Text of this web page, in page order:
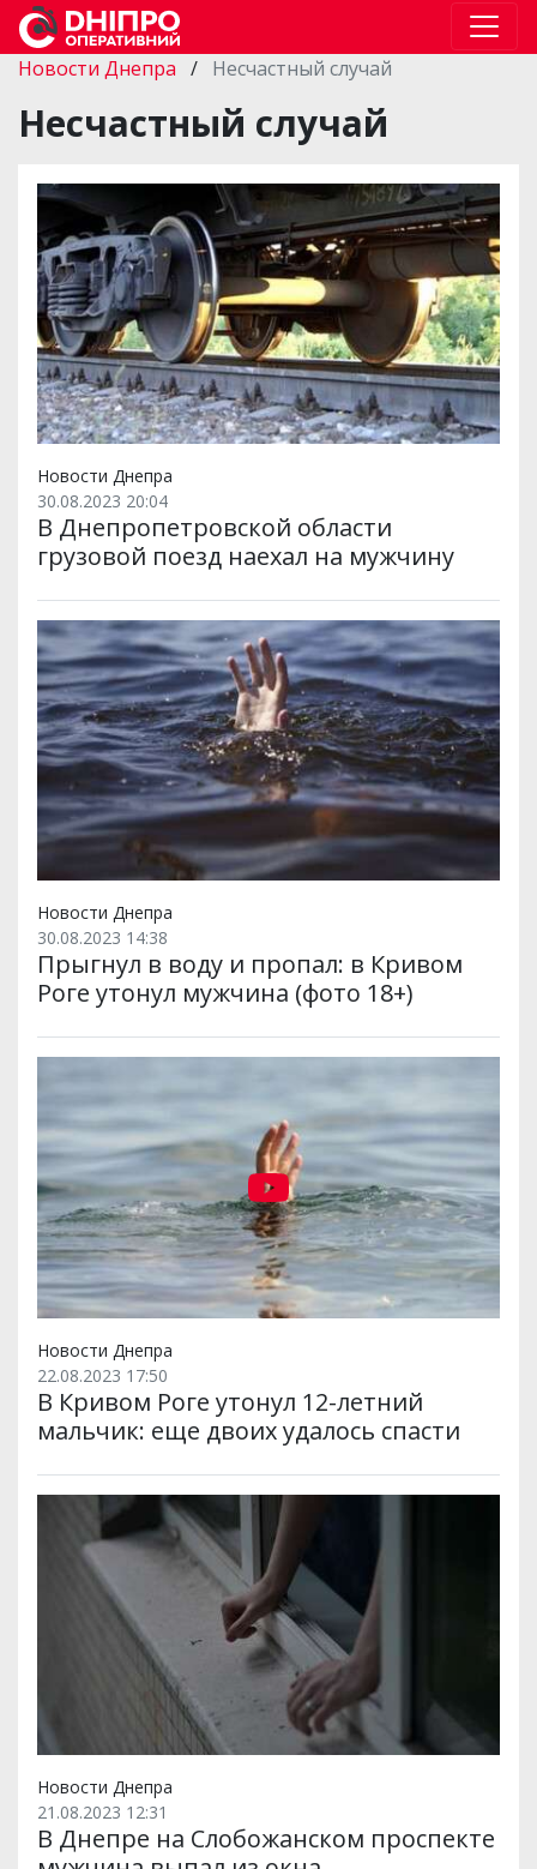
Новости Днепра / Несчастный случай
Несчастный случай
Новости Днепра
30.08.2023 20:04
В Днепропетровской области
грузовой поезд наехал на мужчину
Новости Днепра
30.08.2023 14:38
Прыгнул в воду и пропал: в Кривом
Роге утонул мужчина (фото 18+)
Новости Днепра
22.08.2023 17:50
В Кривом Роге утонул 12-летний
мальчик: еще двоих удалось спасти
Новости Днепра
21.08.2023 12:31
В Днепре на Слобожанском проспекте